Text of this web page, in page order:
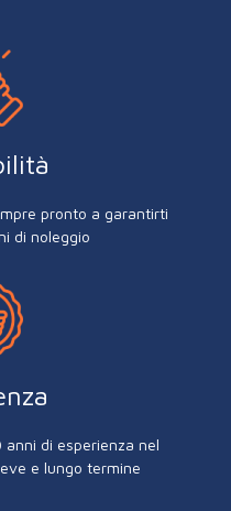
pronto a garantirti
di noleggio
di esperienza nel
e lungo termine